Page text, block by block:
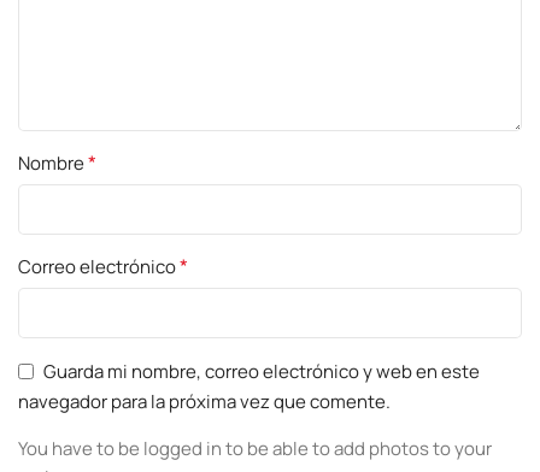
Nombre*
Correo electrónico*
Guarda mi nombre, correo electrónico y web en este
navegador para la próxima vez que comente.
You have to be logged in to be able to add photos to your